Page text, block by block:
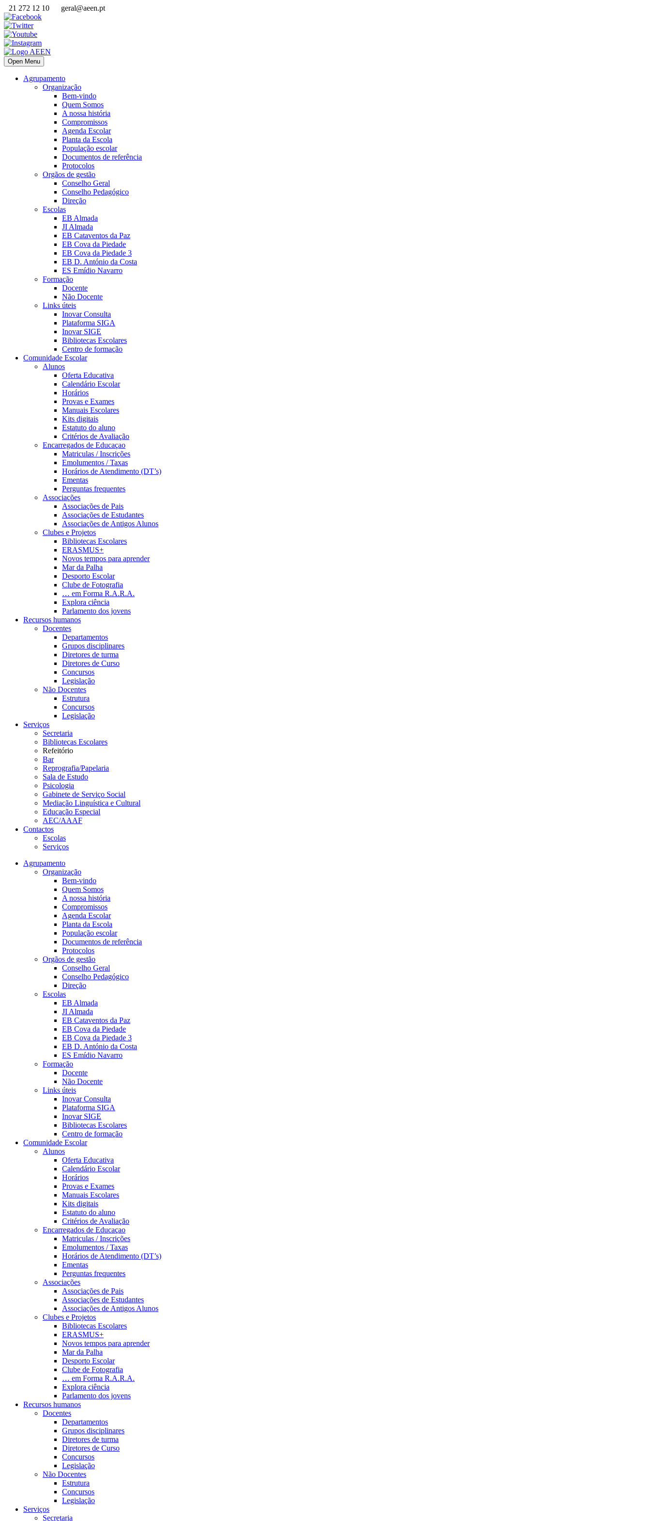
21 272 12 10 geral@aeen.pt
Open Menu
Agrupamento
Organização
Bem-vindo
Quem Somos
A nossa história
Compromissos
Agenda Escolar
Planta da Escola
População escolar
Documentos de referência
Protocolos
Orgãos de gestão
Conselho Geral
Conselho Pedagógico
Direção
Escolas
EB Almada
JI Almada
EB Cataventos da Paz
EB Cova da Piedade
EB Cova da Piedade 3
EB D. António da Costa
ES Emídio Navarro
Formação
Docente
Não Docente
Links úteis
Inovar Consulta
Plataforma SIGA
Inovar SIGE
Bibliotecas Escolares
Centro de formação
Comunidade Escolar
Alunos
Oferta Educativa
Calendário Escolar
Horários
Provas e Exames
Manuais Escolares
Kits digitais
Estatuto do aluno
Critérios de Avaliação
Encarregados de Educaçao
Matriculas / Inscrições
Emolumentos / Taxas
Horários de Atendimento (DT’s)
Ementas
Perguntas frequentes
Associações
Associações de Pais
Associações de Estudantes
Associações de Antigos Alunos
Clubes e Projetos
Bibliotecas Escolares
ERASMUS+
Novos tempos para aprender
Mar da Palha
Desporto Escolar
Clube de Fotografia
… em Forma R.A.R.A.
Explora ciência
Parlamento dos jovens
Recursos humanos
Docentes
Departamentos
Grupos disciplinares
Diretores de turma
Diretores de Curso
Concursos
Legislação
Não Docentes
Estrutura
Concursos
Legislação
Serviços
Secretaria
Bibliotecas Escolares
Refeitório
Bar
Reprografia/Papelaria
Sala de Estudo
Psicologia
Gabinete de Serviço Social
Mediação Linguística e Cultural
Educação Especial
AEC/AAAF
Contactos
Escolas
Serviços
Agrupamento
Organização
Bem-vindo
Quem Somos
A nossa história
Compromissos
Agenda Escolar
Planta da Escola
População escolar
Documentos de referência
Protocolos
Orgãos de gestão
Conselho Geral
Conselho Pedagógico
Direção
Escolas
EB Almada
JI Almada
EB Cataventos da Paz
EB Cova da Piedade
EB Cova da Piedade 3
EB D. António da Costa
ES Emídio Navarro
Formação
Docente
Não Docente
Links úteis
Inovar Consulta
Plataforma SIGA
Inovar SIGE
Bibliotecas Escolares
Centro de formação
Comunidade Escolar
Alunos
Oferta Educativa
Calendário Escolar
Horários
Provas e Exames
Manuais Escolares
Kits digitais
Estatuto do aluno
Critérios de Avaliação
Encarregados de Educaçao
Matriculas / Inscrições
Emolumentos / Taxas
Horários de Atendimento (DT’s)
Ementas
Perguntas frequentes
Associações
Associações de Pais
Associações de Estudantes
Associações de Antigos Alunos
Clubes e Projetos
Bibliotecas Escolares
ERASMUS+
Novos tempos para aprender
Mar da Palha
Desporto Escolar
Clube de Fotografia
… em Forma R.A.R.A.
Explora ciência
Parlamento dos jovens
Recursos humanos
Docentes
Departamentos
Grupos disciplinares
Diretores de turma
Diretores de Curso
Concursos
Legislação
Não Docentes
Estrutura
Concursos
Legislação
Serviços
Secretaria